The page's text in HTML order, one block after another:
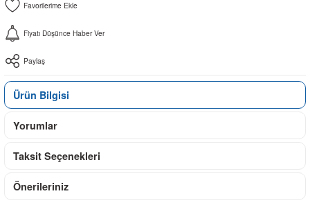
Fiyatı Düşünce Haber Ver
Paylaş
Ürün Bilgisi
Yorumlar
Taksit Seçenekleri
Önerileriniz